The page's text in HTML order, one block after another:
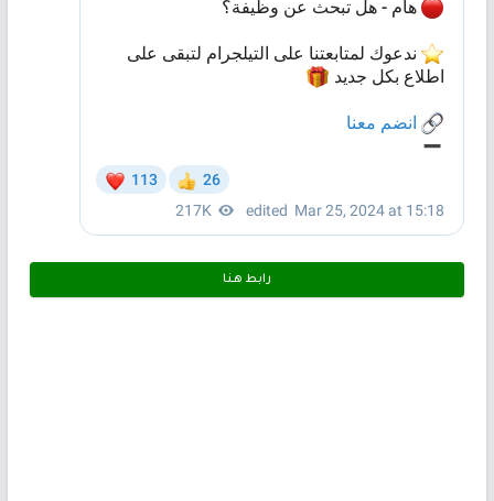
رابط هـنـا